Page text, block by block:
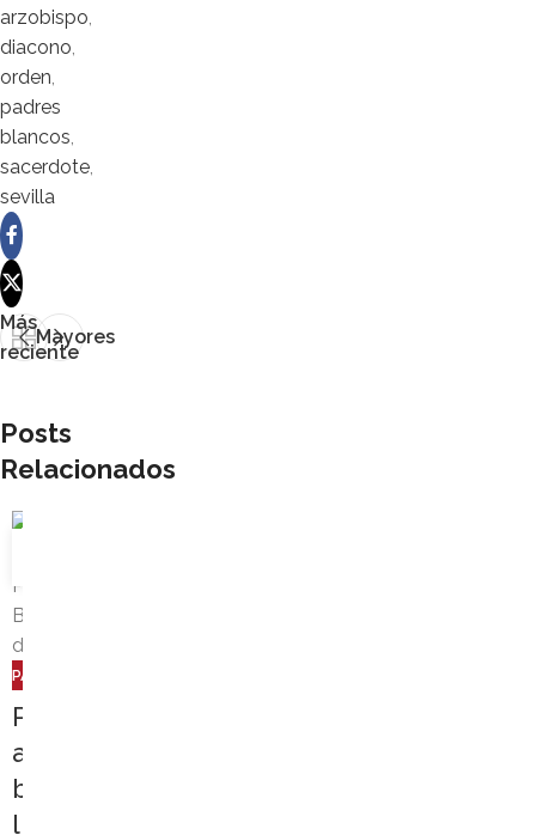
arzobispo
diacono
orden
padres
blancos
sacerdote
sevilla
Más
reciente
Mayores
Posts
Relacionados
PARROQUIA
PASTORAL
P
a
b
l